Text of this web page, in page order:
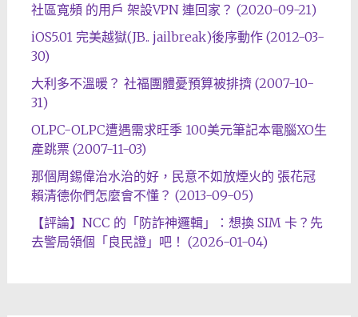
社區寬頻 的用戶 架設VPN 連回家？ (2020-09-21)
iOS5.01 完美越獄(JB.. jailbreak)後序動作 (2012-03-
30)
大利多不溫暖？ 社福團體憂預算被排擠 (2007-10-
31)
OLPC-OLPC遭遇需求旺季 100美元筆記本電腦XO生
產跳票 (2007-11-03)
那個周錫偉治水治的好，民意不如放煙火的 張花冠
賴清德你們怎麼會不懂？ (2013-09-05)
【評論】NCC 的「防詐神邏輯」：想換 SIM 卡？先
去警局領個「良民證」吧！ (2026-01-04)